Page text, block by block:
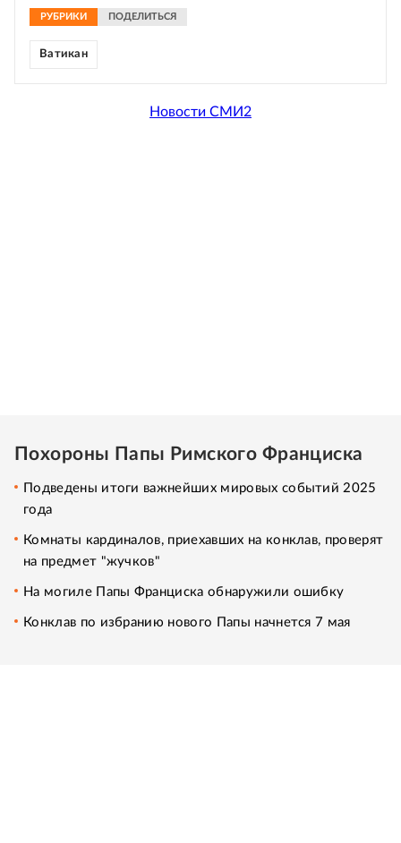
РУБРИКИ ПОДЕЛИТЬСЯ
Ватикан
Новости СМИ2
Похороны Папы Римского Франциска
Подведены итоги важнейших мировых событий 2025
года
Комнаты кардиналов, приехавших на конклав, проверят
на предмет "жучков"
На могиле Папы Франциска обнаружили ошибку
Конклав по избранию нового Папы начнется 7 мая